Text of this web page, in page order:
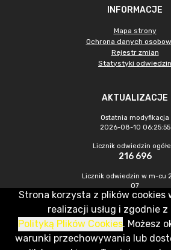
INFORMACJE
Mapa strony
Ochrona danych
Rejestr zmian
Statystyki odwiedzin
AKTUALIZACJE
Ostatnia modyfikacja
2026-08-10 06:25:55
Licznik odwiedzin
216 696
Licznik odwiedzin w m-cu
07
703
CMS & Hosting: Nefeni Sp. z o.o.
Strona korzysta z plików cookies
realizacji usług i zgodnie z
Polityką Plików Cookies. Możesz
warunki przechowywania lub